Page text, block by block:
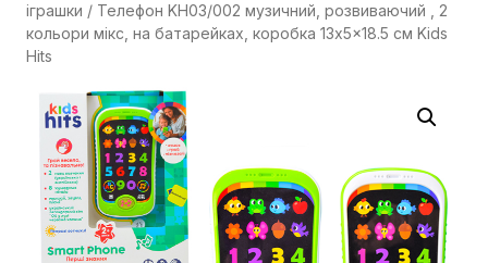
іграшки / Телефон KH03/002 музичний, розвиваючий , 2
кольори мікс, на батарейках, коробка 13x5x18.5 см Kids
Hits